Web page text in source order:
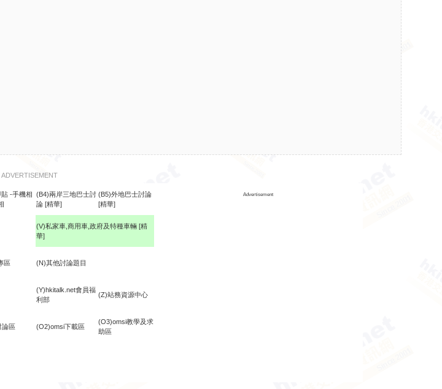
ADVERTISEMENT
-手機相 (B4)兩岸三地巴士討
論 [精華]
(B5)外地巴士討論
[精華]
Advertisement
(V)私家車,商用車,政府及特種車輛 [精
華]
區 (N)其他討論題目
(Y)hkitalk.net會員福
利部
(Z)站務資源中心
論區 (O2)omsi下載區
(O3)omsi教學及求
助區